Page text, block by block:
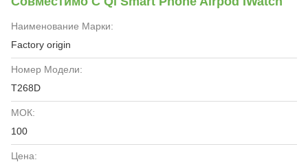
Наименование Марки:
Factory origin
Номер Модели:
T268D
МОК:
100
Цена: